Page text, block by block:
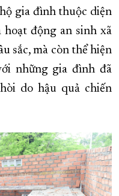
PHỐ TRỰC THUỘC
VỀ BÁO KHÁNH HÒA
gia đình thuộc diện
động an sinh xã
sắc, mà còn thể hiện
những gia đình đã
do hậu quả chiến